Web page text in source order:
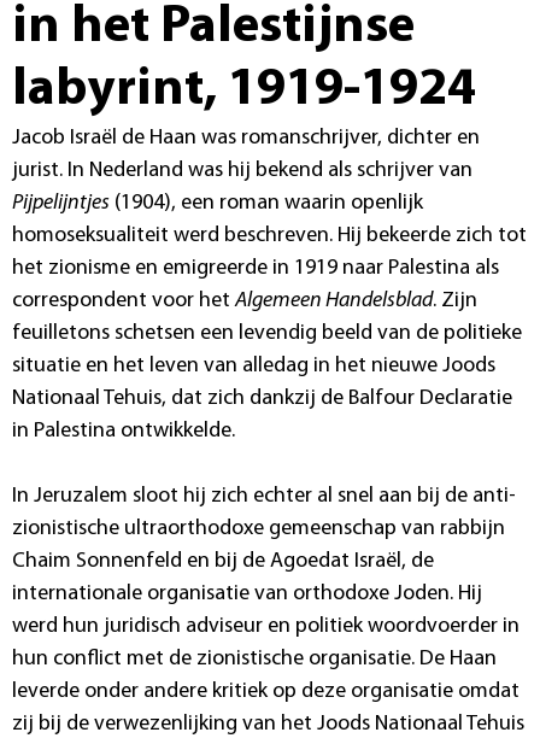
in het Palestijnse
labyrint, 1919-1924
Jacob Israël de Haan was romanschrijver, dichter en
jurist. In Nederland was hij bekend als schrijver van
Pijpelijntjes (1904), een roman waarin openlijk
homoseksualiteit werd beschreven. Hij bekeerde zich tot
het zionisme en emigreerde in 1919 naar Palestina als
correspondent voor hetAlgemeen Handelsblad. Zijn
feuilletons schetsen een levendig beeld van de politieke
situatie en het leven van alledag in het nieuwe Joods
Nationaal Tehuis, dat zich dankzij de Balfour Declaratie
in Palestina ontwikkelde.
In Jeruzalem sloot hij zich echter al snel aan bij de anti-
zionistische ultraorthodoxe gemeenschap van rabbijn
Chaim Sonnenfeld en bij de Agoedat Israël, de
internationale organisatie van orthodoxe Joden. Hij
werd hun juridisch adviseur en politiek woordvoerder in
hun conflict met de zionistische organisatie. De Haan
leverde onder andere kritiek op deze organisatie omdat
zij bij de verwezenlijking van het Joods Nationaal Tehuis